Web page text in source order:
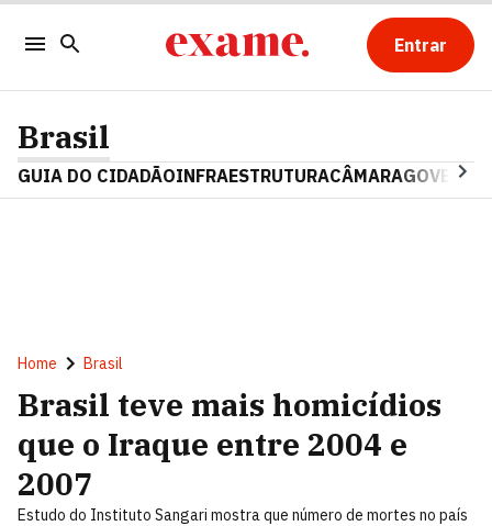
Entrar
Brasil
GUIA DO CIDADÃOINFRAESTRUTURACÂMARAGOVERNO
Home Brasil
Brasil teve mais homicídios
que o Iraque entre 2004 e
2007
Estudo do Instituto Sangari mostra que número de mortes no país